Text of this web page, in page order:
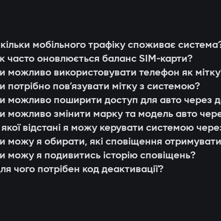
AES128, яку неможливо продовжити або
шукає мітку власника. Якщо її
Gazer Car.
LIN шин, розуміє внутрішні команди
паливну систему. Навіть при фізичному
блокування
доступу для членів родини чи сервісних
або оновлення прошивки (Smart
LTE;
через застосунок Gazer Car;
3-річної підтримки.
мобільного трафіку споживає
часто оновлюється баланс SIM-карти?
можливо використовувати телефон як
потрібно повʼязувати мітку з системою?
можливо поширити доступ для авто через
можливо змінити марку та модель авто
відстані я можу керувати системою
можу я обирати, які сповіщення
можу я подивитись історію сповіщень?
чого потрібен код деактивації?